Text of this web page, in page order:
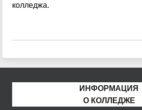
колледжа.
ИНФОРМАЦИЯ
О КОЛЛЕДЖЕ